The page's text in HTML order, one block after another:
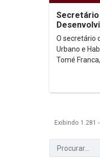
Secretário
Habitação
Olinda
O secretário
Urbano e
Tomé
Exibindo 1.281